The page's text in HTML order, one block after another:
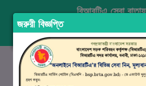
বিআরটিএ সেবা
প্রবেশ করুন নিবন্ধন
জরুরী বিজ্ঞপ্তি